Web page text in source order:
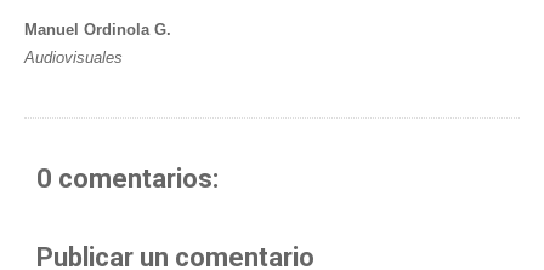
Manuel Ordinola G.
Audiovisuales
0 comentarios:
Publicar un comentario